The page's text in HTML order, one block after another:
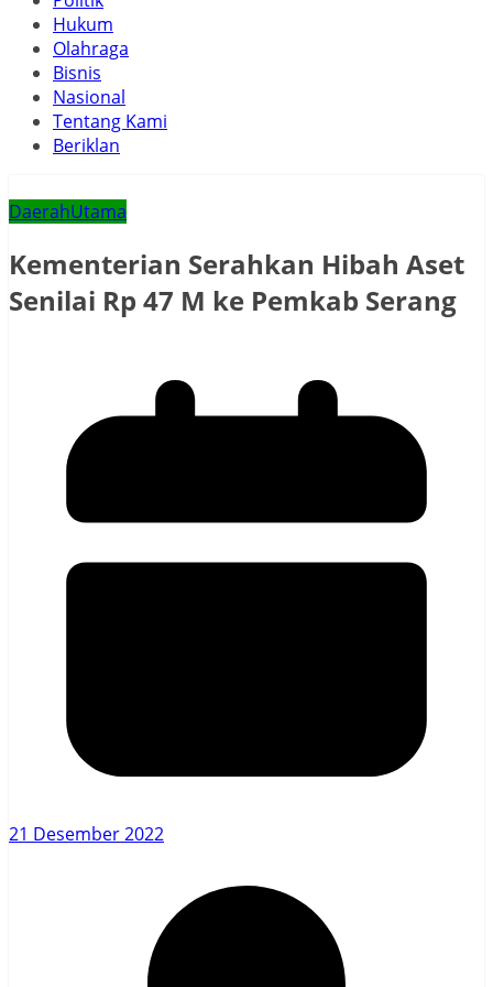
Hukum
Olahraga
Bisnis
Nasional
Tentang Kami
Beriklan
DaerahUtama
Kementerian Serahkan Hibah Aset
Senilai Rp 47 M ke Pemkab Serang
21 Desember 2022